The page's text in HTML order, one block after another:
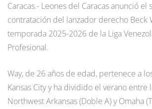
Caracas.- Leones del Caracas anunció el
contratación del lanzador derecho Beck
temporada 2025-2026 de la Liga
Profesional.
Way, de 26 años de edad, pertenece a
Kansas City y ha dividido el verano entre
Northwest Arkansas (Doble A) y Omaha